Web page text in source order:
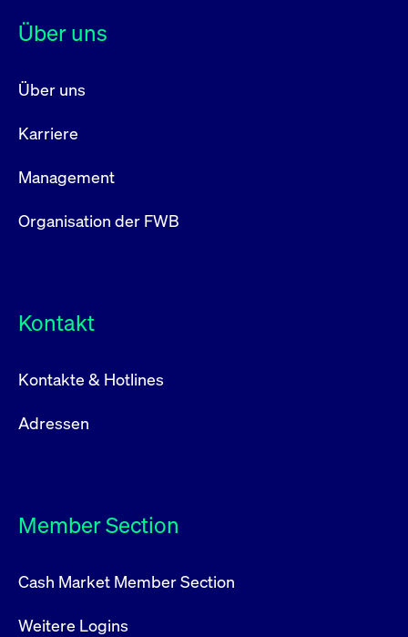
Über uns
Über uns
Karriere
Management
Organisation der FWB
Kontakt
Kontakte & Hotlines
Adressen
Member Section
Cash Market Member Section
Weitere Logins